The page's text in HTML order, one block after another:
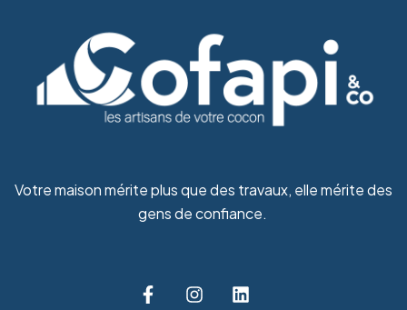
Votre maison mérite plus que des travaux, elle mérite des
gens de confiance.